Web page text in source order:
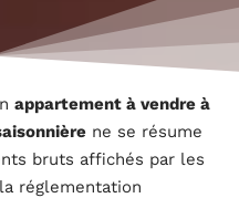
appartement à vendre à
ne se résume
bruts affichés par les
réglementation